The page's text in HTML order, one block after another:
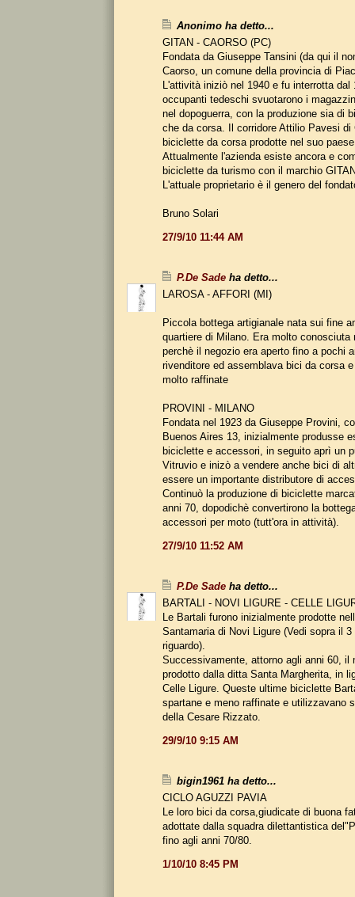
Anonimo ha detto...
GITAN - CAORSO (PC)
Fondata da Giuseppe Tansini (da qui il
Caorso, un comune della provincia di
L'attività iniziò nel 1940 e fu interrotta dal
occupanti tedeschi svuotarono i
nel dopoguerra, con la produzione sia di
che da corsa. Il corridore Attilio Pavesi di
biciclette da corsa prodotte nel suo
Attualmente l'azienda esiste ancora e
biciclette da turismo con il marchio
L'attuale proprietario è il genero del
Bruno Solari
27/9/10 11:44 AM
P.De Sade ha detto...
LAROSA - AFFORI (MI)
Piccola bottega artigianale nata sui fine
quartiere di Milano. Era molto conosciuta
perchè il negozio era aperto fino a pochi
rivenditore ed assemblava bici da corsa
molto raffinate
PROVINI - MILANO
Fondata nel 1923 da Giuseppe Provini,
Buenos Aires 13, inizialmente produsse
biciclette e accessori, in seguito aprì un
Vitruvio e inizò a vendere anche bici di
essere un importante distributore di
Continuò la produzione di biciclette
anni 70, dopodichè convertirono la
accessori per moto (tutt'ora in attività).
27/9/10 11:52 AM
P.De Sade ha detto...
BARTALI - NOVI LIGURE - CELLE
Le Bartali furono inizialmente prodotte
Santamaria di Novi Ligure (Vedi sopra il
riguardo).
Successivamente, attorno agli anni 60, il
prodotto dalla ditta Santa Margherita, in
Celle Ligure. Queste ultime biciclette
spartane e meno raffinate e utilizzavano
della Cesare Rizzato.
29/9/10 9:15 AM
bigin1961 ha detto...
CICLO AGUZZI PAVIA
Le loro bici da corsa,giudicate di buona
adottate dalla squadra dilettantistica
fino agli anni 70/80.
1/10/10 8:45 PM